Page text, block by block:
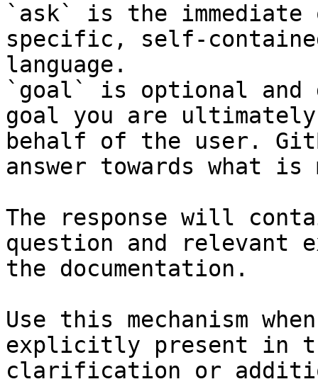
`ask` is the
specific, self-
language.
`goal` is optional and
goal you are
behalf of the user.
answer towards what
The response will
question and relevant
the documentation.
Use this mechanism
explicitly present in
clarification or